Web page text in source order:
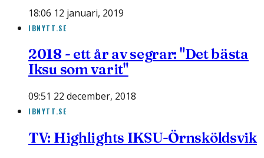
18:06 12 januari, 2019
IBNYTT.SE
2018 - ett år av segrar: "Det bästa
Iksu som varit"
09:51 22 december, 2018
IBNYTT.SE
TV: Highlights IKSU-Örnsköldsvik